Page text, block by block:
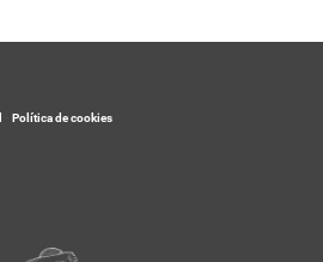
Política de cookies